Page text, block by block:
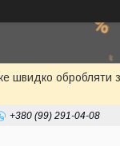
швидко обробляти
+380 (99) 291-04-08